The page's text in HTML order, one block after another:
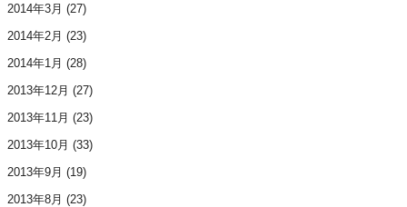
2014年3月 (27)
2014年2月 (23)
2014年1月 (28)
2013年12月 (27)
2013年11月 (23)
2013年10月 (33)
2013年9月 (19)
2013年8月 (23)